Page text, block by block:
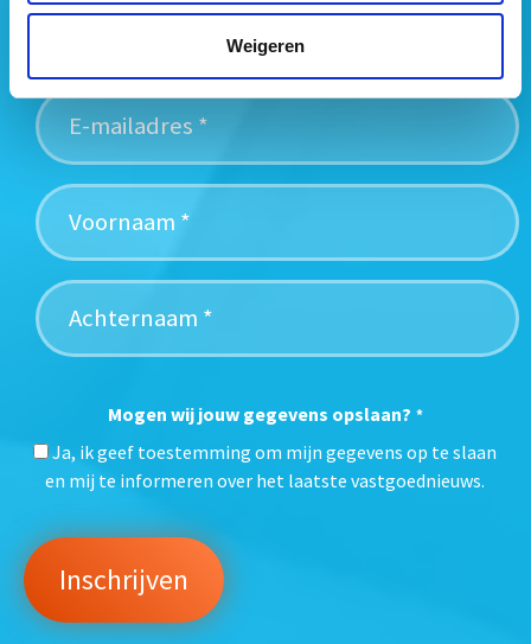
Weigeren
vastgoedtrends. Schrijf je in voor onze gratis
nieuwsbrief:
Mogen wij jouw gegevens opslaan? *
Ja, ik geef toestemming om mijn gegevens op te slaan
en mij te informeren over het laatste vastgoednieuws.